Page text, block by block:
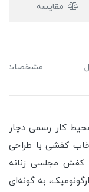
مقایسه
مشخصات
کار رسمی دچار
کفشی با طراحی
کفش مجلسی زنانه
به گونه‌ای